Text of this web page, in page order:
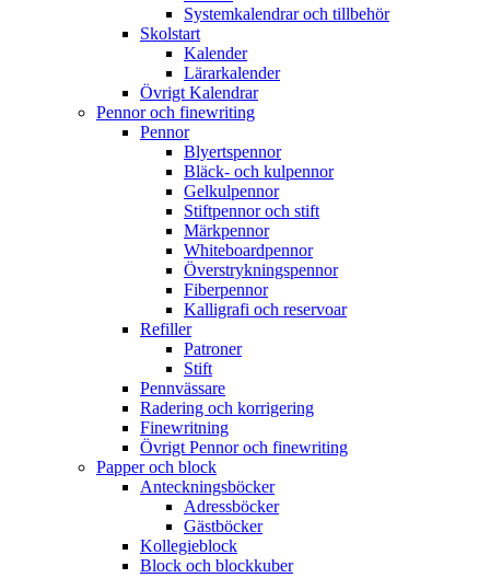
Systemkalendrar och tillbehör
Skolstart
Kalender
Lärarkalender
Övrigt Kalendrar
Pennor och finewriting
Pennor
Blyertspennor
Bläck- och kulpennor
Gelkulpennor
Stiftpennor och stift
Märkpennor
Whiteboardpennor
Överstrykningspennor
Fiberpennor
Kalligrafi och reservoar
Refiller
Patroner
Stift
Pennvässare
Radering och korrigering
Finewritning
Övrigt Pennor och finewriting
Papper och block
Anteckningsböcker
Adressböcker
Gästböcker
Kollegieblock
Block och blockkuber